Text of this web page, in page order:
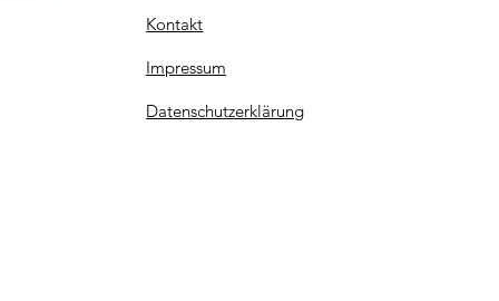
Kontakt
Impressum
Datenschutzerklärung